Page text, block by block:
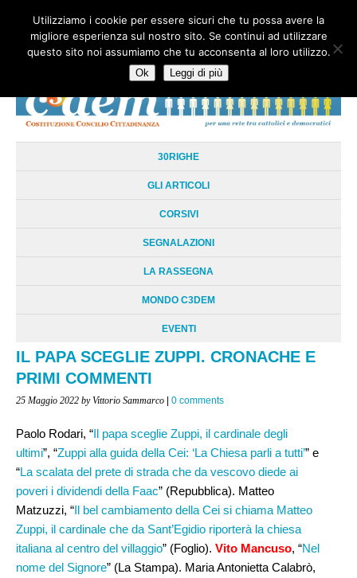
HOME CHI SIAMO LA RETE LE RADICI DOCUMENTAZIONE
AREE TEMATICHE
30RIGHE
GLI ARTICOLI
CORSIVI
SEGNALAZIONI
LA RASSEGNA
MONDO C3DEM
EVENTI
IL PAPA SCEGLIE ZUPPI. CRONACHE E
PRIMI COMMENTI
25 Maggio 2022 by Vittorio Sammarco | 0 comments
Paolo Rodari, “Il papa sceglie Zuppi, il cardinale degli
ultimi”, “Zuppi alla guida della Cei: ‘La Chiesa parli a tutti’” e
“La scalata del prete di strada che da vescovo diede ai
poveri i dividendi della Faac” (Repubblica). Matteo
Matzuzzi, “Il bel cambiamento della Cei si chiama Matteo
Zuppi, il cardinale che da Sant’Egidio riporterà la chiesa
italiana al centro del villaggio” (Foglio). Vito Mancuso, “Nel
nome del Signore” (La Stampa). Maria Antonietta Calabrò,
Utilizziamo i cookie per essere sicuri che tu possa avere la
migliore esperienza sul nostro sito. Se continui ad utilizzare
questo sito noi assumiamo che tu acconsenta al loro utilizzo.
Ok Leggi di più